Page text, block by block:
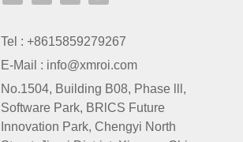
Tel :+8615859279267
E-Mail : info@xmroi.com
No.1504, Building B08, Phase lll,
Software Park, BRlCS Future
Innovation Park, Chengyi North